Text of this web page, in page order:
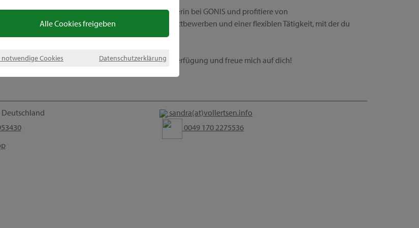
Alle Cookies freigeben
notwendige Cookies Datenschutzerklärung
ein einzigartiges Geschäftsmodell. Werde Beraterin bei GONIS und profitiere von
Provisionen, interessanten Incentives, tollen Wettbewerben und einer flexiblen Tätigkeit, mit der du
kombinieren kannst.
zu mir auf, denn ich stehe dir gern für Fragen zur Verfügung und freue mich auf dich!
sandra(at)vollertsen.info
0049 170 2275536